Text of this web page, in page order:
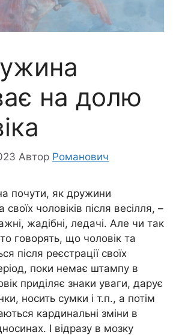
на долю
Автор Романович
почути, як дружини
чоловіків після весілля, –
жадібні, ледачі. Але чи так
говорять, що чоловік та
після реєстрації своїх
поки немає штампу в
приділяє знаки уваги, дарує
носить сумки і т.п., а потім
кардинальні зміни в
І відразу в мозку